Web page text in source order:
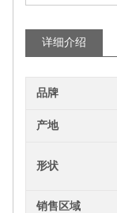
详细介绍
品牌
产地
形状
销售区域